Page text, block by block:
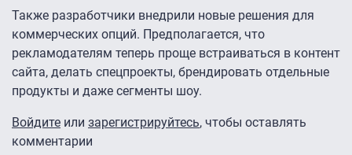
Также разработчики внедрили новые решения для
коммерческих опций. Предполагается, что
рекламодателям теперь проще встраиваться в контент
сайта, делать спецпроекты, брендировать отдельные
продукты и даже сегменты шоу.
Войдите или зарегистрируйтесь, чтобы оставлять
комментарии